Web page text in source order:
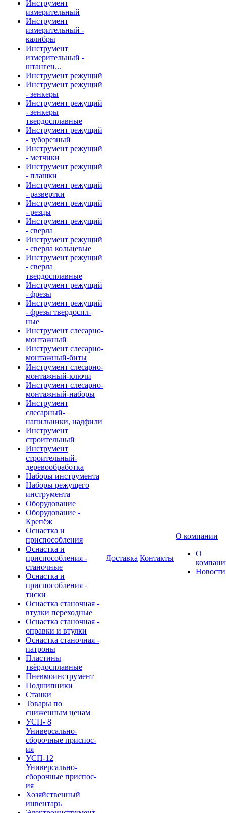
Инструмент
измерительный
Инструмент
измерительный -
калибры
Инструмент
измерительный -
штанген...
Инструмент режущий
Инструмент режущий
- зенкеры
Инструмент режущий
- зенкеры
твердосплавные
Инструмент режущий
- зуборезный
Инструмент режущий
- метчики
Инструмент режущий
- плашки
Инструмент режущий
- развертки
Инструмент режущий
- резцы
Инструмент режущий
- сверла
Инструмент режущий
- сверла кольцевые
Инструмент режущий
- сверла
твердосплавные
Инструмент режущий
- фрезы
Инструмент режущий
- фрезы твердоспл-
ные
Инструмент слесарно-
монтажный
Инструмент слесарно-
монтажный-биты
Инструмент слесарно-
монтажный-ключи
Инструмент слесарно-
монтажный-наборы
Инструмент
слесарный-
напильники, надфили
Инструмент
строительный
Инструмент
строительный-
деревообработка
Наборы инструмента
Наборы режущего
инструмента
Оборудование
Оборудование -
Крепёж
Оснастка и
приспособления
Оснастка и
приспособления -
станочные
Оснастка и
приспособления -
тиски
Оснастка станочная -
втулки переходные
Оснастка станочная -
оправки и втулки
Оснастка станочная -
патроны
Пластины
твёрдосплавные
Пневмоинструмент
Подшипники
Станки
Товары по
сниженным ценам
УСП- 8
Универсально-
сборочные приспос-
ия
УСП-12
Универсально-
сборочные приспос-
ия
Хозяйственный
инвентарь
Доставка Контакты
О компании
О
Новости